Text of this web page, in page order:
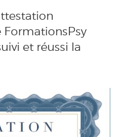
et réussi la